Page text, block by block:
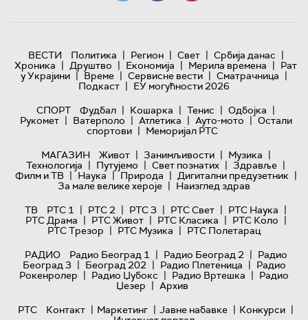
ВЕСТИ Политика | Регион | Свет | Србија данас |
Хроника | Друштво | Економија | Мерила времена | Рат
у Украјини | Време | Сервисне вести | Сматрачница |
Подкаст | ЕУ могућности 2026
СПОРТ
Фудбал | Кошарка | Тенис | Одбојка |
Рукомет | Ватерполо | Атлетика | Ауто-мото | Остали
спортови | Меморијал РТС
МАГАЗИН
Живот | Занимљивости | Музика |
Технологијa | Путујемо | Свет познатих | Здравље |
Филм и ТВ | Наука | Природа | Дигитални предузетник |
За мале велике хероје | Наизглед здрав
ТВ
РТС 1 | РТС 2 | РТС 3 | РТС Свет | РТС Наука |
РТС Драма | РТС Живот | РТС Класика | РТС Коло |
РТС Трезор | РТС Музика | РТС Полетарац
РАДИО
Радио Београд 1 | Радио Београд 2 | Радио
Београд 3 | Београд 202 | Радио Плетеница | Радио
Рокенролер | Радио Џубокс | Радио Вртешка | Радио
Џезер | Архив
РТС
Контакт | Маркетинг | Јавне набавке | Конкурси |